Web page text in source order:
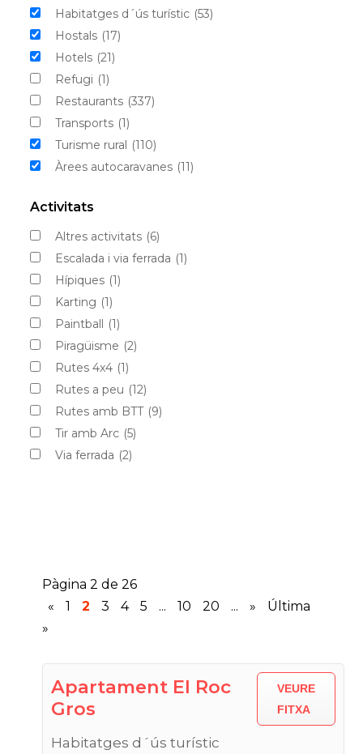
Habitatges d´ús turístic (53)
Hostals (17)
Hotels (21)
Refugi (1)
Restaurants (337)
Transports (1)
Turisme rural (110)
Àrees autocaravanes (11)
Activitats
Altres activitats (6)
Escalada i via ferrada (1)
Hípiques (1)
Karting (1)
Paintball (1)
Piragüisme (2)
Rutes 4x4 (1)
Rutes a peu (12)
Rutes amb BTT (9)
Tir amb Arc (5)
Via ferrada (2)
Pàgina 2 de 26
«
1 2 3 4 5 ... 10 20 ... »
Última
»
Apartament El Roc
Gros
Habitatges d´ús turístic
VEURE
FITXA